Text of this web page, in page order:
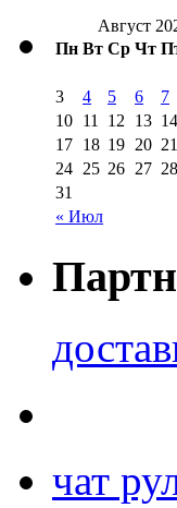
Август
Пн Вт Ср Чт
« Июл
3
4 5 6 7
10 11 12 13 14
17 18 19 20 21
24 25 26 27 28
31
чат